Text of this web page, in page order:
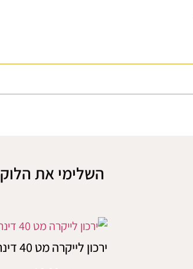
השלימי את הלוק
ירכון לייקרה מט 40 דינר